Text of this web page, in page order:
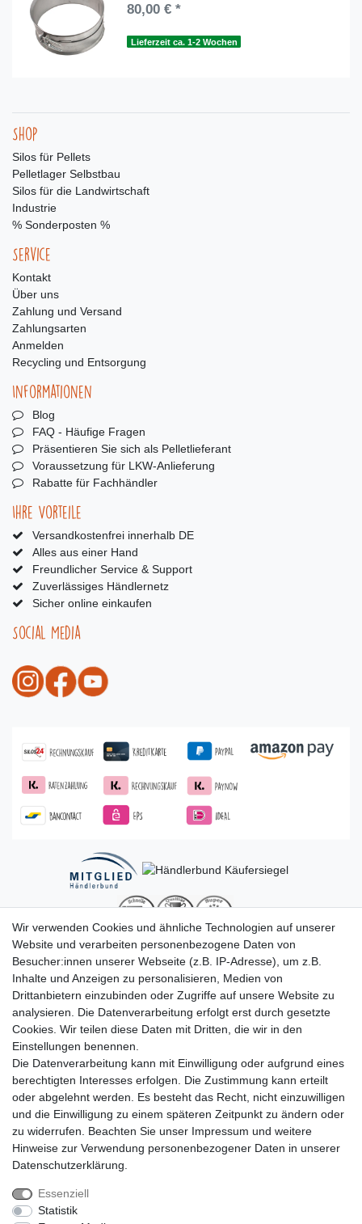
80,00 € *
Lieferzeit ca. 1-2 Wochen
Shop
Silos für Pellets
Pelletlager Selbstbau
Silos für die Landwirtschaft
Industrie
% Sonderposten %
Service
Kontakt
Über uns
Zahlung und Versand
Zahlungsarten
Anmelden
Recycling und Entsorgung
Informationen
Blog
FAQ - Häufige Fragen
Präsentieren Sie sich als Pelletlieferant
Voraussetzung für LKW-Anlieferung
Rabatte für Fachhändler
Ihre Vorteile
Versandkostenfrei innerhalb DE
Alles aus einer Hand
Freundlicher Service & Support
Zuverlässiges Händlernetz
Sicher online einkaufen
Social Media
Impressum Daten­schutz­erklärung AGB
Barrierefreiheitserklärung
Wir verwenden Cookies und ähnliche Technologien auf unserer
Website und verarbeiten personenbezogene Daten von
Besucher:innen unserer Webseite (z.B. IP-Adresse), um z.B.
Inhalte und Anzeigen zu personalisieren, Medien von
Drittanbietern einzubinden oder Zugriffe auf unsere Website zu
analysieren. Die Datenverarbeitung erfolgt erst durch gesetzte
Cookies. Wir teilen diese Daten mit Dritten, die wir in den
Einstellungen benennen.
Die Datenverarbeitung kann mit Einwilligung oder aufgrund eines
berechtigten Interesses erfolgen. Die Zustimmung kann erteilt
oder abgelehnt werden. Es besteht das Recht, nicht einzuwilligen
und die Einwilligung zu einem späteren Zeitpunkt zu ändern oder
zu widerrufen. Beachten Sie unser Impressum und weitere
Hinweise zur Verwendung personenbezogener Daten in unserer
Daten­schutz­erklärung
Essenziell
Statistik